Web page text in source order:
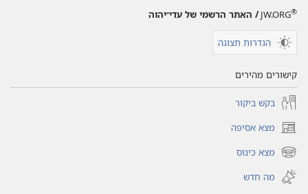
JW.ORG® / האתר הרשמי של עדי־יהוה
הגדרות תצוגה
קישורים מהירים
בקש ביקור
מצא אסיפה(פותח
חלון
חדש)
מצא כינוס(פותח
חלון
חדש)
מה חדש